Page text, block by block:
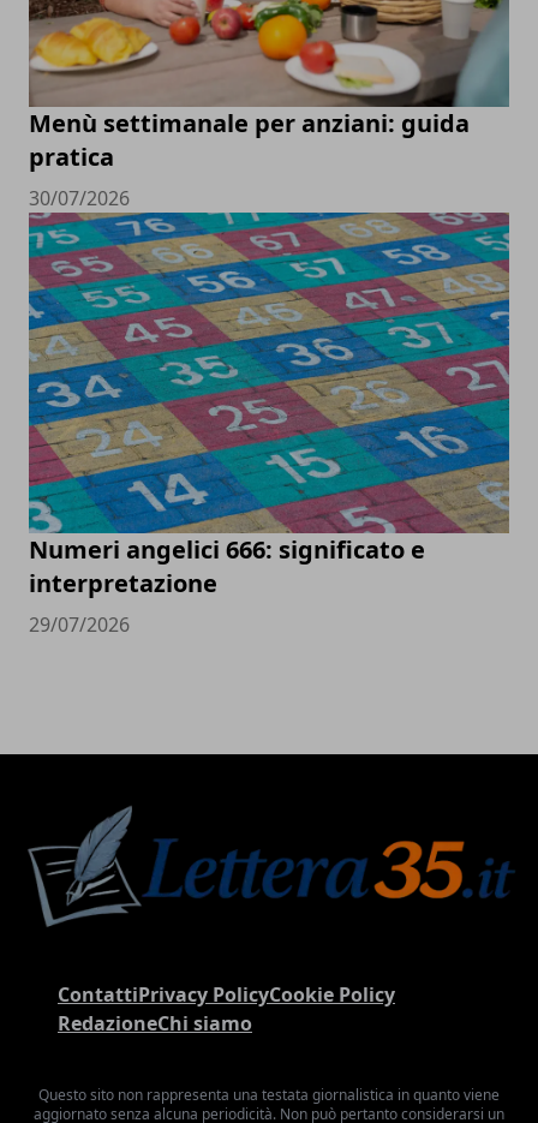
Menù settimanale per anziani: guida
pratica
30/07/2026
Numeri angelici 666: significato e
interpretazione
29/07/2026
ContattiPrivacy PolicyCookie Policy
RedazioneChi siamo
Questo sito non rappresenta una testata giornalistica in quanto viene
aggiornato senza alcuna periodicità. Non può pertanto considerarsi un